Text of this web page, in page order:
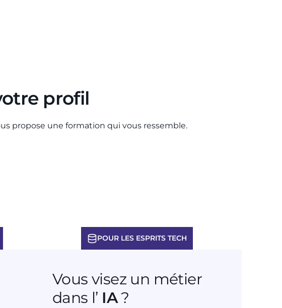
profil
propose une formation qui vous ressemble.
POUR LES ESPRITS TECH
Vous visez un métier
dans l’ IA?